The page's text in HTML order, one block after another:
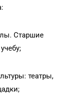
Старшие
театры,